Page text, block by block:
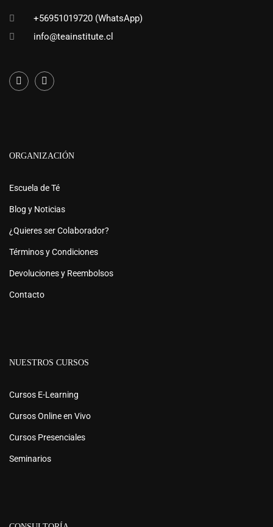
+56951019720 (WhatsApp)
info@teainstitute.cl
ORGANIZACIÓN
Escuela de Té
Blog y Noticias
¿Quieres ser Colaborador?
Términos y Condiciones
Devoluciones y Reembolsos
Contacto
NUESTROS CURSOS
Cursos E-Learning
Cursos Online en Vivo
Cursos Presenciales
Seminarios